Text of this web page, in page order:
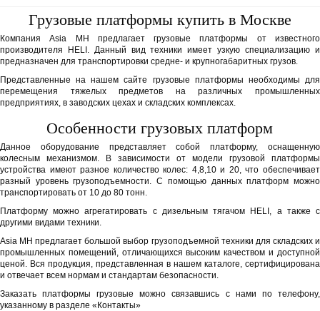
Грузовые платформы купить в Москве
Компания Asia MH предлагает грузовые платформы от известного
производителя HELI. Данный вид техники имеет узкую специализацию и
предназначен для транспортировки средне- и крупногабаритных грузов.
Представленные на нашем сайте грузовые платформы необходимы для
перемещения тяжелых предметов на различных промышленных
предприятиях, в заводских цехах и складских комплексах.
Особенности грузовых платформ
Данное оборудование представляет собой платформу, оснащенную
колесным механизмом. В зависимости от модели грузовой платформы
устройства имеют разное количество колес: 4,8,10 и 20, что обеспечивает
разный уровень грузоподъемности. С помощью данных платформ можно
транспортировать от 10 до 80 тонн.
Платформу можно агрегатировать с дизельным тягачом HELI, а также с
другими видами техники.
Asia MH предлагает большой выбор грузоподъемной техники для складских и
промышленных помещений, отличающихся высоким качеством и доступной
ценой. Вся продукция, представленная в нашем каталоге, сертифицирована
и отвечает всем нормам и стандартам безопасности.
Заказать платформы грузовые можно связавшись с нами по телефону,
указанному в разделе «Контакты»